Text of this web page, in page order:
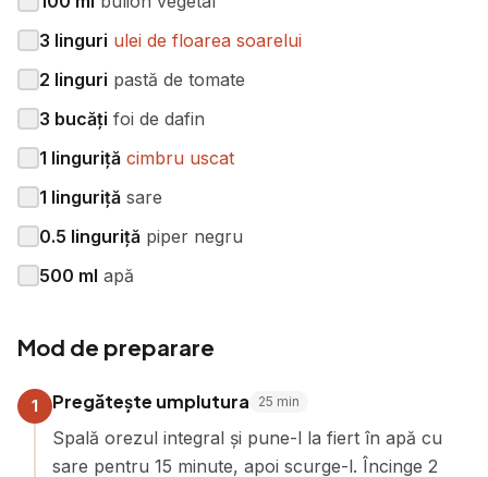
3 linguri ulei de floarea soarelui
2 linguri pastă de tomate
3 bucăți foi de dafin
1 linguriță cimbru uscat
1 linguriță sare
0.5 linguriță piper negru
500 ml apă
Mod de preparare
1 Pregătește umplutura 25 min
Spală orezul integral și pune-l la fiert în apă cu
sare pentru 15 minute, apoi scurge-l. Încinge 2